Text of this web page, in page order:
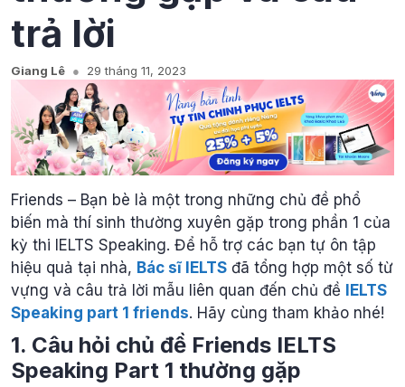
trả lời
Giang Lê 29 tháng 11, 2023
Friends – Bạn bè là một trong những chủ đề phổ
biến mà thí sinh thường xuyên gặp trong phần 1 của
kỳ thi IELTS Speaking. Để hỗ trợ các bạn tự ôn tập
hiệu quả tại nhà, Bác sĩ IELTS đã tổng hợp một số từ
vựng và câu trả lời mẫu liên quan đến chủ đề
IELTS
Speaking part 1 friends. Hãy cùng tham khảo nhé!
1. Câu hỏi chủ đề Friends IELTS
Speaking Part 1 thường gặp